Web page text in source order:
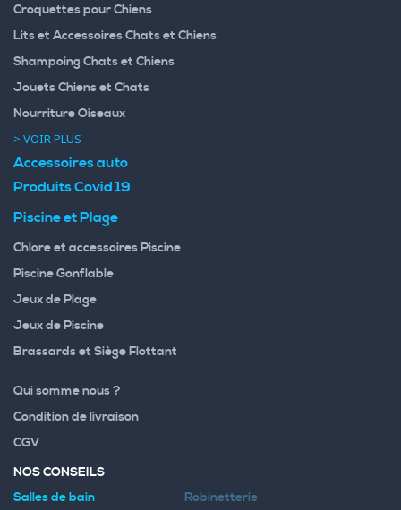
Croquettes pour Chiens
Lits et Accessoires Chats et Chiens
Shampoing Chats et Chiens
Jouets Chiens et Chats
Nourriture Oiseaux
> VOIR PLUS
Accessoires auto
Produits Covid 19
Piscine et Plage
Chlore et accessoires Piscine
Piscine Gonflable
Jeux de Plage
Jeux de Piscine
Brassards et Siège Flottant
Qui somme nous ?
Condition de livraison
CGV
NOS CONSEILS
Salles de bain
Robinetterie